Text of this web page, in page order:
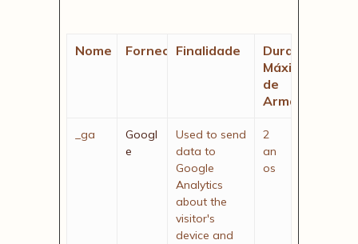
Nome FornecedorFinalidade
Duração
Máxima
de
_ga
Googl
e
Used to send
data to
Google
Analytics
about the
visitor's
device and
2
an
os